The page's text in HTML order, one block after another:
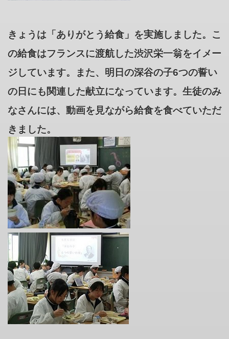
きょうは「ありがとう給食」を実施しました。こ
の給食はフランスに渡航した渋沢栄一翁をイメー
ジしています。また、明日の深谷の子6つの誓い
の日にも関連した献立になっています。生徒のみ
なさんには、動画を見ながら給食を食べていただ
きました。